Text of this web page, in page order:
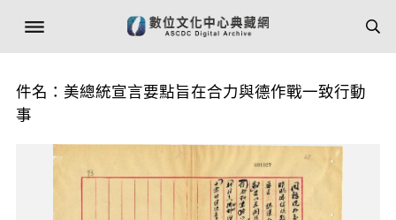
件名：美總統宣言要點旨在合力與德作戰一致行動
事